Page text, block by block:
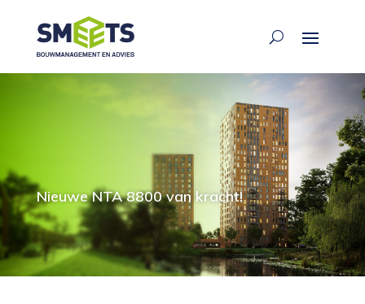
Nieuwe NTA 8800 van kracht!